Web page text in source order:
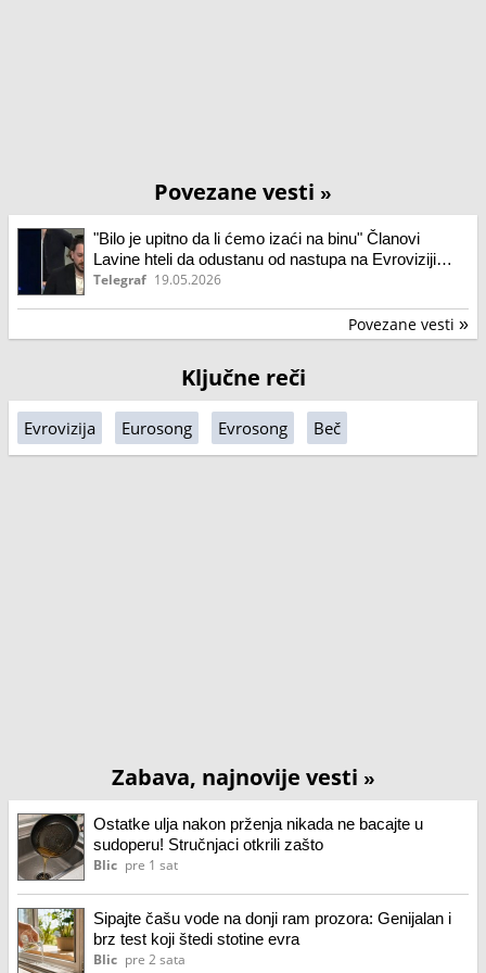
Povezane vesti »
"Bilo je upitno da li ćemo izaći na binu" Članovi
Lavine hteli da odustanu od nastupa na Evroviziji
zbog ucene
Telegraf 19.05.2026
Povezane vesti »
Ključne reči
Evrovizija Eurosong Evrosong Beč
Zabava, najnovije vesti »
Ostatke ulja nakon prženja nikada ne bacajte u
sudoperu! Stručnjaci otkrili zašto
Blic pre 1 sat
Sipajte čašu vode na donji ram prozora: Genijalan i
brz test koji štedi stotine evra
Blic pre 2 sata